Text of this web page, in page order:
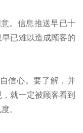
。信息推送早已十
已难以造成顾客的
信心。要了解，并
就一定被顾客看到
。